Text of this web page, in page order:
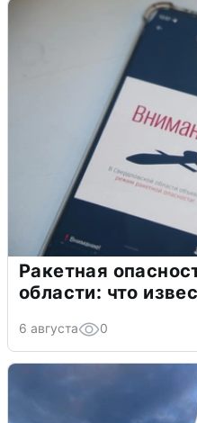
Ракетная
области: что
6 августа 0